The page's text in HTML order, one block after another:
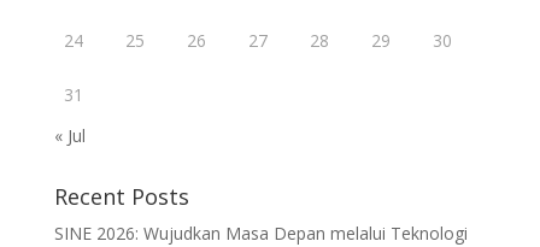
24 25 26 27 28 29 30
31
« Jul
Recent Posts
SINE 2026: Wujudkan Masa Depan melalui Teknologi